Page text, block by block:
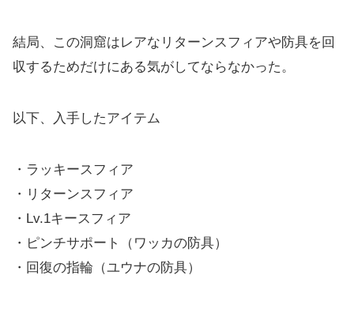
結局、この洞窟はレアなリターンスフィアや防具を回
収するためだけにある気がしてならなかった。
以下、入手したアイテム
・ラッキースフィア
・リターンスフィア
・Lv.1キースフィア
・ピンチサポート（ワッカの防具）
・回復の指輪（ユウナの防具）